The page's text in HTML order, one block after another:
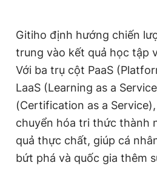
Gitiho định hướng chiến
trung vào kết quả học tập
Với ba trụ cột PaaS
LaaS (Learning as a
(Certification as a
chuyển hóa tri thức thành
quả thực chất, giúp cá
bứt phá và quốc gia thêm